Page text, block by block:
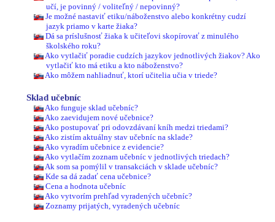
učí, je povinný / voliteľný / nepovinný?
Je možné nastaviť etiku/náboženstvo alebo konkrétny cudzí
jazyk priamo v karte žiaka?
Dá sa príslušnosť žiaka k učiteľovi skopírovať z minulého
školského roku?
Ako vytlačiť poradie cudzích jazykov jednotlivých žiakov? Ako
vytlačiť kto má etiku a kto náboženstvo?
Ako môžem nahliadnuť, ktorí učitelia učia v triede?
Sklad učebníc
Ako funguje sklad učebníc?
Ako zaevidujem nové učebnice?
Ako postupovať pri odovzdávaní kníh medzi triedami?
Ako zistím aktuálny stav učebníc na sklade?
Ako vyradím učebnice z evidencie?
Ako vytlačím zoznam učebníc v jednotlivých triedach?
Ak som sa pomýlil v transakciách v sklade učebníc?
Kde sa dá zadať cena učebnice?
Cena a hodnota učebníc
Ako vytvorím prehľad vyradených učebníc?
Zoznamy prijatých, vyradených učebníc